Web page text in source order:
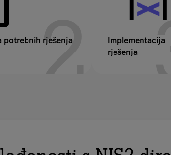
potrebnih rješenja
2
Implementacija
rješenja
3